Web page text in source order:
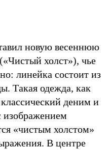
новую весеннюю
холст»), чье
линейка состоит из
Такая одежда, как
деним и
изображением
«чистым холстом»
В центре